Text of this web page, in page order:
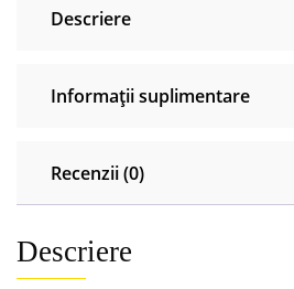
Descriere
Informații suplimentare
Recenzii (0)
Descriere